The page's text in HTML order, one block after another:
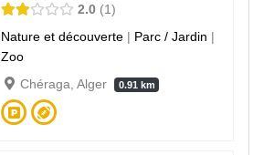
2.0
1
Nature et découverte | Parc / Jardin |
Zoo
Chéraga, Alger
0.91 km